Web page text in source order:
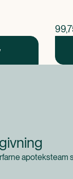
$
apoteksteam